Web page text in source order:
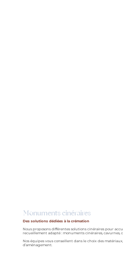
Monuments cinéraires
Des solutions dédiées à la crémation
Nous proposons différentes solutions cinéraires pour
recueillement adapté : monuments cinéraires, cavurnes,
Nos équipes vous conseillent dans le choix des
d’aménagement.